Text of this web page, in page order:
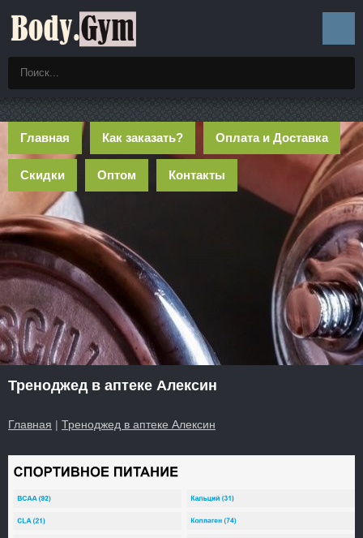
Главная Как заказать? Оплата и Доставка
Скидки Оптом Контакты
Треноджед в аптеке Алексин
Главная | Треноджед в аптеке Алексин